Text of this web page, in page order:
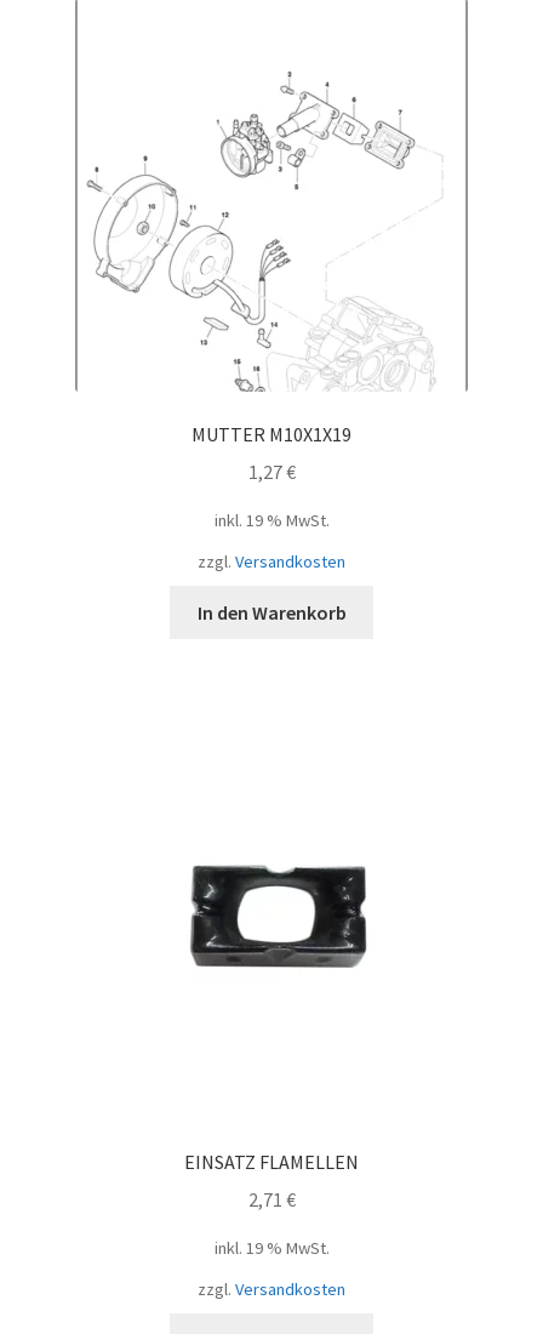
MUTTER M10X1X19
1,27€
inkl. 19 % MwSt.
zzgl. Versandkosten
In den Warenkorb
EINSATZ FLAMELLEN
2,71 €
inkl. 19 % MwSt.
zzgl. Versandkosten